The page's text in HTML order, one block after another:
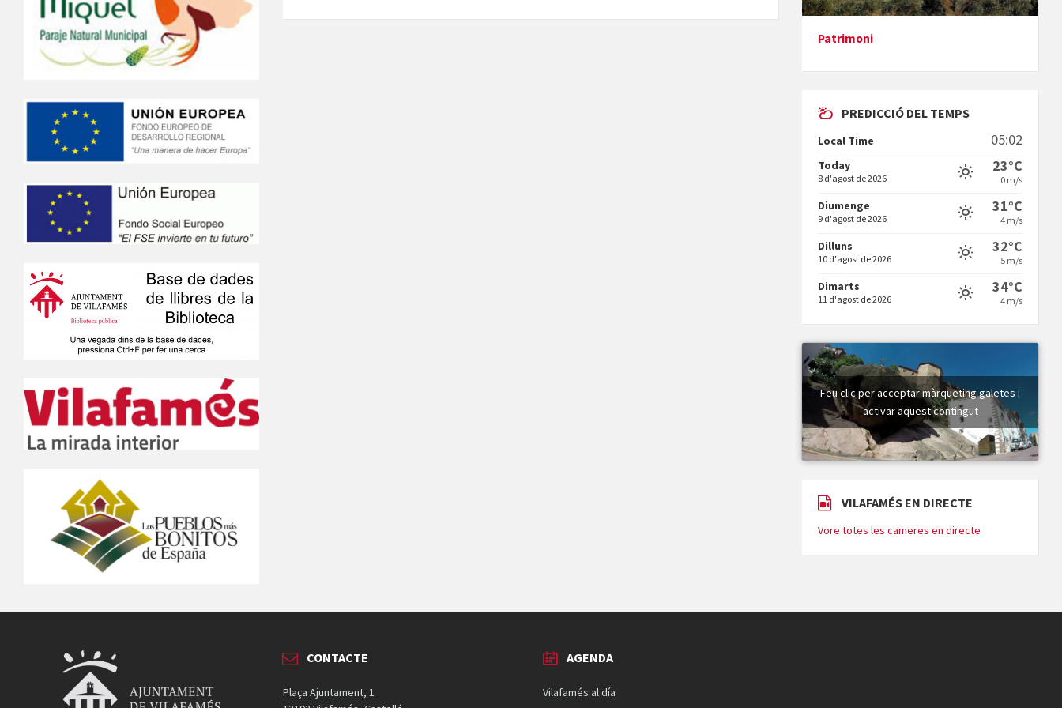
mare&quot;, d'Emma Zafon
Vermuts a la Font. Hit parit
Patrimoni
PREDICCIÓ DEL TEMPS
Local Time 05:02
Today
8 d'agost de 2026
23°C
0 m/s
Diumenge
9 d'agost de 2026
31°C
4 m/s
Dilluns
10 d'agost de 2026
32°C
5 m/s
Dimarts
11 d'agost de 2026
34°C
4 m/s
Feu clic per acceptar màrqueting galetes i
activar aquest contingut
VILAFAMÉS EN DIRECTE
Vore totes les cameres en directe
CONTACTE
Plaça Ajuntament, 1
AGENDA
Vilafamés al día